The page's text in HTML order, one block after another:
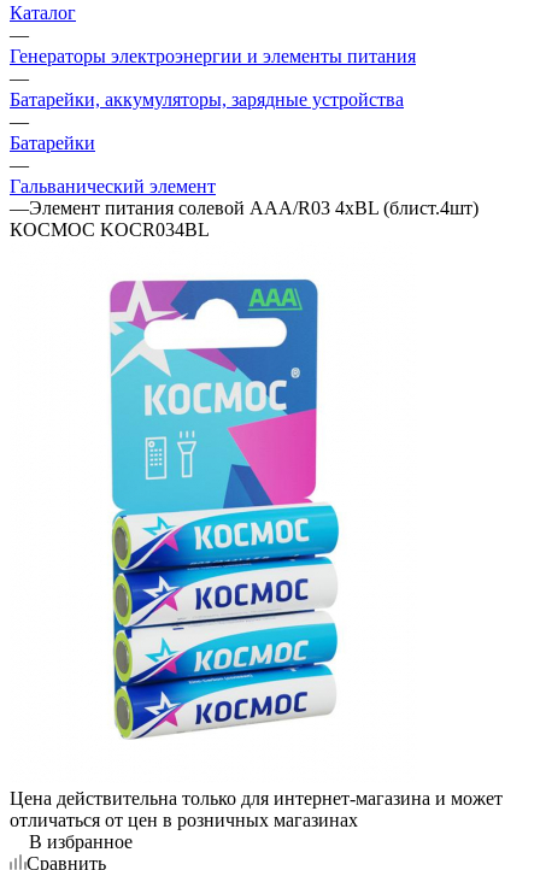
Каталог
—
Генераторы электроэнергии и элементы питания
—
Батарейки, аккумуляторы, зарядные устройства
—
Батарейки
—
Гальванический элемент
—Элемент питания солевой AAA/R03 4хBL (блист.4шт)
КОСМОС KOCR034BL
Цена действительна только для интернет-магазина и может
отличаться от цен в розничных магазинах
В избранное
Сравнить